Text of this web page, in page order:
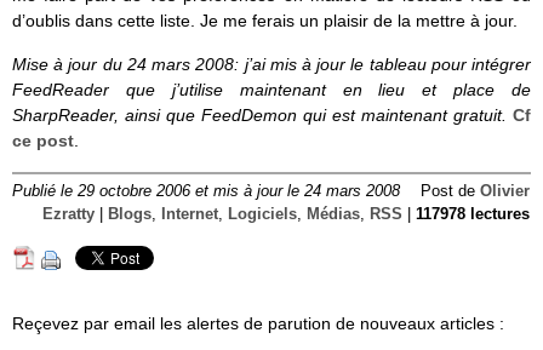
d’oublis dans cette liste. Je me ferais un plaisir de la mettre à jour.
Mise à jour du 24 mars 2008: j’ai mis à jour le tableau pour intégrer
FeedReader que j’utilise maintenant en lieu et place de
SharpReader, ainsi que FeedDemon qui est maintenant gratuit. Cf
ce post
Publié le 29 octobre 2006 et mis à jour le 24 mars 2008 Post de Olivier
Ezratty
Blogs Internet Logiciels Médias RSS 117978 lectures
Reçevez par email les alertes de parution de nouveaux articles :